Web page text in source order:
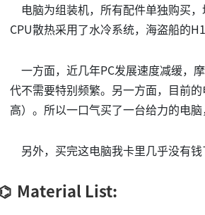
电脑为组装机，所有配件单独购买
CPU散热采用了水冷系统，海盗船的
一方面，近几年PC发展速度减缓，
代不需要特别频繁。另一方面，目前
高）。所以一口气买了一台给力的电
另外，买完这电脑我卡里几乎没有
Material List: